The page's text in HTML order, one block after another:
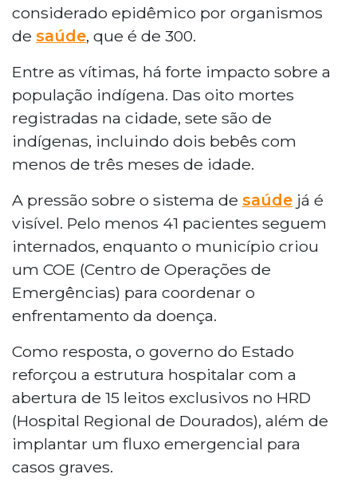
considerado epidêmico por organismos
de saúde, que é de 300.
Entre as vítimas, há forte impacto sobre a
população indígena. Das oito mortes
registradas na cidade, sete são de
indígenas, incluindo dois bebês com
menos de três meses de idade.
A pressão sobre o sistema de saúde já é
visível. Pelo menos 41 pacientes seguem
internados, enquanto o município criou
um COE (Centro de Operações de
Emergências) para coordenar o
enfrentamento da doença.
Como resposta, o governo do Estado
reforçou a estrutura hospitalar com a
abertura de 15 leitos exclusivos no HRD
(Hospital Regional de Dourados), além de
implantar um fluxo emergencial para
casos graves.